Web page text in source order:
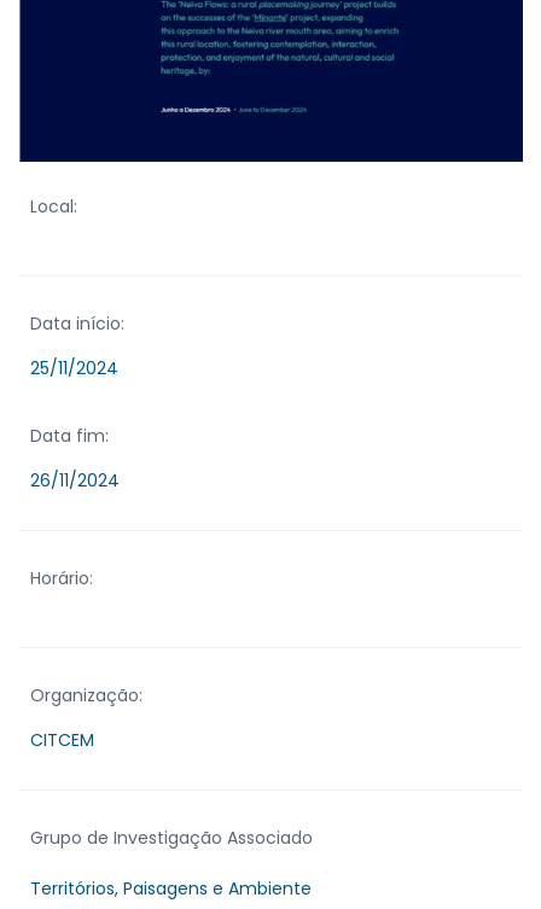
Local:
Data início:
25/11/2024
Data fim:
26/11/2024
Horário:
Organização:
CITCEM
Grupo de Investigação Associado
Territórios, Paisagens e Ambiente